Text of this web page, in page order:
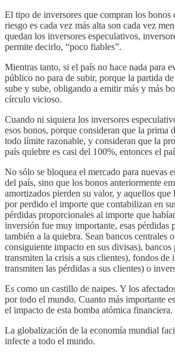
El tipo de inversores que compran los bonos
riesgo es cada vez más alta son cada vez
quedan los inversores especulativos,
permite decirlo, “poco fiables”.
Mientras tanto, si el país no hace nada para
público no para de subir, porque la partida de
sube y sube, obligando a emitir más y más
círculo vicioso.
Cuando ni siquiera los inversores
esos bonos, porque consideran que la prima
todo límite razonable, y consideran que la
país quiebre es casi del 100%, entonces el
No sólo se bloquea el mercado para nuevas
del país, sino que los bonos anteriormente
amortizados pierden su valor, y aquellos que
por perdido el importe que contabilizan en
pérdidas proporcionales al importe que
inversión fue muy importante, esas pérdidas
también a la quiebra. Sean bancos centrales
consiguiente impacto en sus divisas), bancos
transmiten la crisis a sus clientes), fondos de
transmiten las pérdidas a sus clientes) o
Es como un castillo de naipes. Y los
por todo el mundo. Cuanto más importante
el impacto de esta bomba atómica financiera.
La globalización de la economía mundial
infecte a todo el mundo.